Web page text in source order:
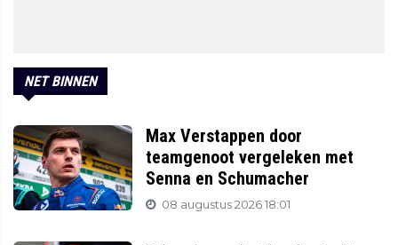
NET BINNEN
Max Verstappen door
teamgenoot vergeleken met
Senna en Schumacher
08 augustus 2026 18:01